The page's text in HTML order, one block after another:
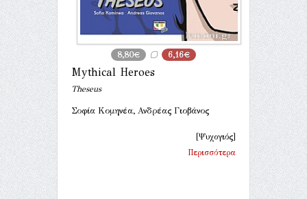
8,80€ 6,16€
Mythical Heroes
Theseus
Σοφία Κομηνέα, Ανδρέας Γιοβάνος
[Ψυχογιός]
Περισσότερα